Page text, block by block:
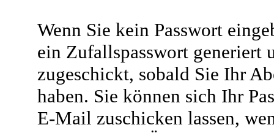
Wenn Sie kein Passwort
ein Zufallspasswort generiert
zugeschickt, sobald Sie Ihr
haben. Sie können sich Ihr
E-Mail zuschicken lassen,